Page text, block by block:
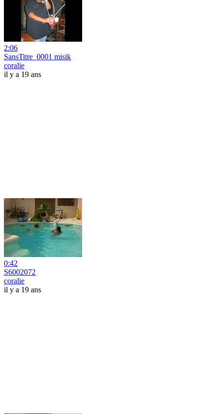
2:06
SansTitre_0001 misik
coralie
il y a 19 ans
0:42
S6002072
coralie
il y a 19 ans